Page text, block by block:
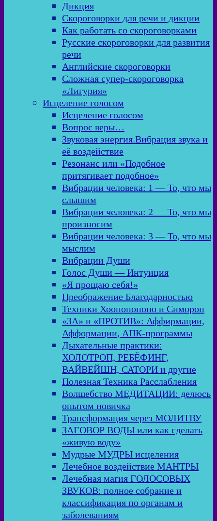
Дикция
Скороговорки для речи и дикции
Как работать со скороговорками
Русские скороговорки для развития
речи
Английские скороговорки
Сложная супер-скороговорка
«Лигурия»
Исцеление голосом
Исцеление голосом
Вопрос веры…
Звуковая энергия.Вибрация звука и
её воздействие
Резонанс или «Подобное
притягивает подобное»
Вибрации человека: 1 — То, что мы
слышим
Вибрации человека: 2 — То, что мы
произносим
Вибрации человека: 3 — То, что мы
мыслим
Вибрации Души
Голос Души — Интуиция
«Я прощаю себя!»
Преображение Благодарностью
Техники Хоопонопоно и Симорон
«ЗА» и «ПРОТИВ»: Аффирмации,
Афформации, АПК-программы
Дыхательные практики:
ХОЛОТРОП, РЕБЁФИНГ,
ВАЙВЕЙШН, САТОРИ и другие
Полезная Техника Расслабления
Волшебство МЕДИТАЦИИ: делюсь
опытом новичка
Трансформация через МОЛИТВУ
ЗАГОВОР ВОДЫ или как сделать
«живую воду»
Мудрые МУДРЫ исцеления
Лечебное воздействие МАНТРЫ
Лечебная магия ГОЛОСОВЫХ
ЗВУКОВ: полное собрание и
классификация по органам и
заболеваниям